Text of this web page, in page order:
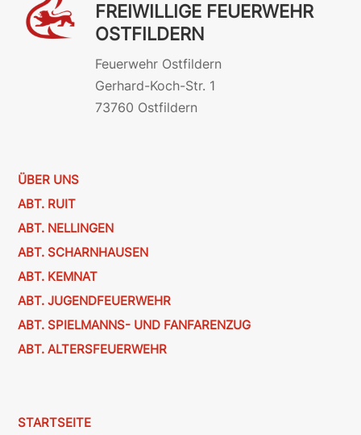
FREIWILLIGE FEUERWEHR
OSTFILDERN
Feuerwehr Ostfildern
Gerhard-Koch-Str. 1
73760 Ostfildern
ÜBER UNS
ABT. RUIT
ABT. NELLINGEN
ABT. SCHARNHAUSEN
ABT. KEMNAT
ABT. JUGENDFEUERWEHR
ABT. SPIELMANNS- UND FANFARENZUG
ABT. ALTERSFEUERWEHR
STARTSEITE